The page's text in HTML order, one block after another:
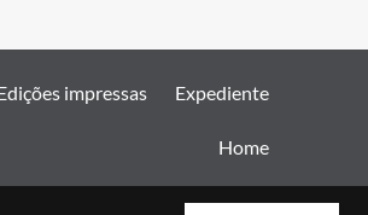
impressas Expediente
Home